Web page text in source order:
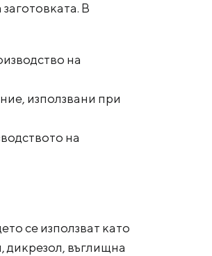
В
на
използвани при
на
се използват като
дикрезол, въглищна